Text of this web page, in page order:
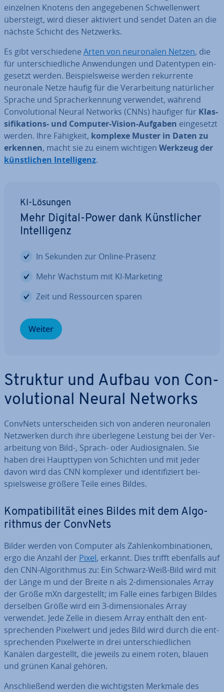
einzelnen Knotens den an­ge­ge­be­nen Schwel­len­wert
über­steigt, wird dieser aktiviert und sendet Daten an die
nächste Schicht des Netzwerks.
Es gibt ver­schie­de­ne Arten von neu­ro­na­len Netzen, die
für un­ter­schied­li­che An­wen­dun­gen und Da­ten­ty­pen ein­
ge­setzt werden. Bei­spiels­wei­se werden re­kur­ren­te
neuronale Netze häufig für die Ver­ar­bei­tung na­tür­li­cher
Sprache und Sprach­er­ken­nung verwendet, während
Con­vo­lu­tio­nal Neural Networks (CNNs) häufiger für Klas­
si­fi­ka­ti­ons- und Computer-Vision-Aufgaben ein­ge­setzt
werden. Ihre Fähigkeit, komplexe Muster in Daten zu
erkennen, macht sie zu einem wichtigen Werkzeug der
künst­li­chen In­tel­li­genz.
KI-Lösungen
Mehr Digital-Power dank Künst­li­cher
In­tel­li­genz
In Sekunden zur Online-Präsenz
Mehr Wachstum mit KI-Marketing
Zeit und Res­sour­cen sparen
Weiter
Struktur und Aufbau von Con­
vo­lu­tio­nal Neural Networks
ConvNets un­ter­schei­den sich von anderen neu­ro­na­len
Netz­wer­ken durch ihre über­le­ge­ne Leistung bei der Ver­
ar­bei­tung von Bild-, Sprach- oder Au­dio­si­gna­len. Sie
haben drei Haupt­ty­pen von Schichten und mit jeder
davon wird das CNN komplexer und iden­ti­fi­ziert bei­
spiels­wei­se größere Teile eines Bildes.
Kom­pa­ti­bi­li­tät eines Bildes mit dem Al­go­
rith­mus der ConvNets
Bilder werden von Computer als Zah­len­kom­bi­na­tio­nen,
ergo die Anzahl der Pixel, erkannt. Dies trifft ebenfalls auf
den CNN-Al­go­rith­mus zu: Ein Schwarz-Weiß-Bild wird mit
der Länge m und der Breite n als 2-di­men­sio­na­les Array
der Größe mXn dar­ge­stellt; im Falle eines farbigen Bildes
derselben Größe wird ein 3-di­men­sio­na­les Array
verwendet. Jede Zelle in diesem Array enthält den ent­
spre­chen­den Pixelwert und jedes Bild wird durch die ent­
spre­chen­den Pi­xel­wer­te in drei un­ter­schied­li­chen
Kanälen dar­ge­stellt, die jeweils zu einem roten, blauen
und grünen Kanal gehören.
An­schlie­ßend werden die wich­tigs­ten Merkmale des